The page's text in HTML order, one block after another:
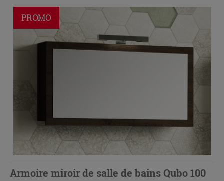
PROMO
Armoire miroir de salle de bains Qubo 100